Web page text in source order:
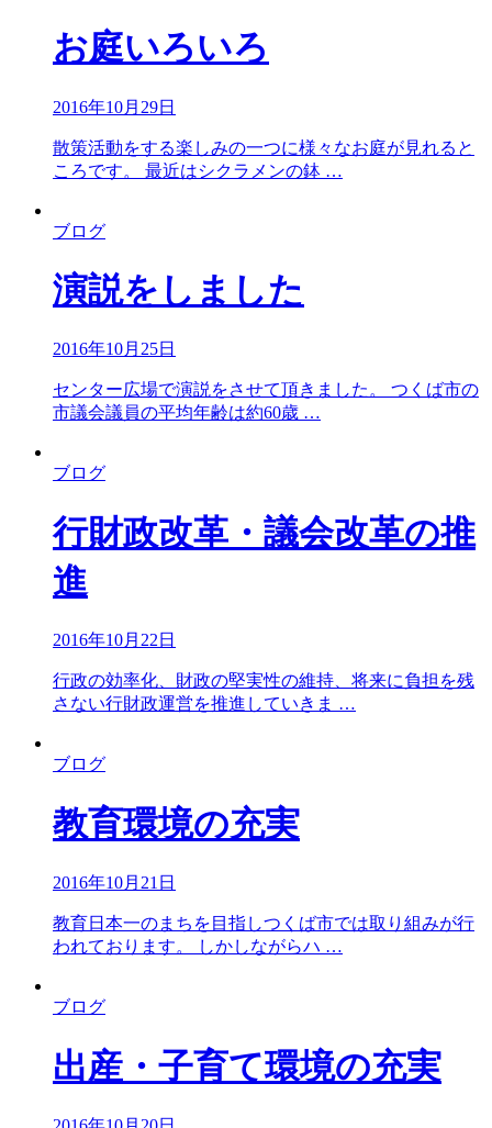
お庭いろいろ
2016年10月29日
散策活動をする楽しみの一つに様々なお庭が見れると
ころです。 最近はシクラメンの鉢 …
ブログ
演説をしました
2016年10月25日
センター広場で演説をさせて頂きました。 つくば市の
市議会議員の平均年齢は約60歳 …
ブログ
行財政改革・議会改革の推
進
2016年10月22日
行政の効率化、財政の堅実性の維持、将来に負担を残
さない行財政運営を推進していきま …
ブログ
教育環境の充実
2016年10月21日
教育日本一のまちを目指しつくば市では取り組みが行
われております。 しかしながらハ …
ブログ
出産・子育て環境の充実